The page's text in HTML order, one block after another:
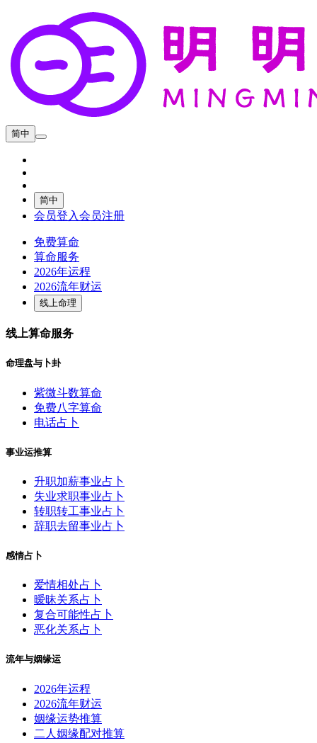
简中
简中
会员登入会员注册
免费算命
算命服务
2026年运程
2026流年财运
线上命理
线上算命服务
命理盘与卜卦
紫微斗数算命
免费八字算命
电话占卜
事业运推算
升职加薪事业占卜
失业求职事业占卜
转职转工事业占卜
辞职去留事业占卜
感情占卜
爱情相处占卜
暧昧关系占卜
复合可能性占卜
恶化关系占卜
流年与姻缘运
2026年运程
2026流年财运
姻缘运势推算
二人姻缘配对推算